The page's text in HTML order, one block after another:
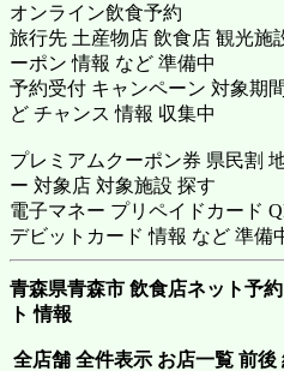
オンライン飲食予約
旅行先 土産物店 飲食店 観光施
ーポン 情報 など 準備中
予約受付 キャンペーン 対象期
ど チャンス 情報 収集中
プレミアムクーポン券 県民割
ー 対象店 対象施設 探す
電子マネー プリペイドカード
デビットカード 情報 など 準備
青森県青森市 飲食店ネット予
ト 情報
全店舗 全件表示 お店一覧 前後